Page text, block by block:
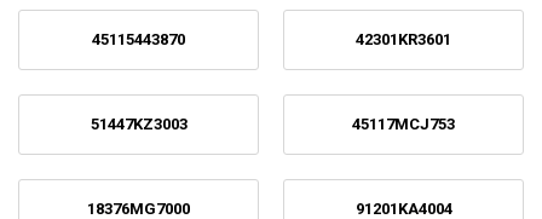
45115443870 42301KR3601
51447KZ3003 45117MCJ753
18376MG7000 91201KA4004